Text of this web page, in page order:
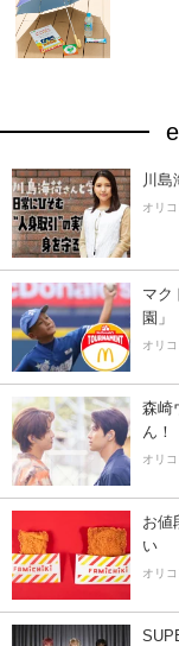
川島
オリ
マク
園」
オリ
森崎
ん！
オリ
お値
い
オリ